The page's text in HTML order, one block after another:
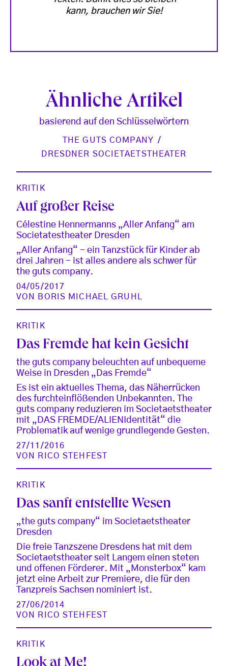
kann, brauchen wir Sie!
Ähnliche Artikel
basierend auf den Schlüsselwörtern
THE GUTS COMPANY
DRESDNER SOCIETAETSTHEATER
KRITIK
Auf großer Reise
Célestine Hennermanns „Aller Anfang“ am
Societatestheater Dresden
„Aller Anfang“ - ein Tanzstück für Kinder ab
drei Jahren - ist alles andere als schwer für
the guts company.
04/05/2017
VON
BORIS MICHAEL GRUHL
KRITIK
Das Fremde hat kein Gesicht
the guts company beleuchten auf unbequeme
Weise in Dresden „Das Fremde“
Es ist ein aktuelles Thema, das Näherrücken
des furchteinflößenden Unbekannten. The
guts company reduzieren im Societaetstheater
mit „DAS FREMDE/ALIENIdentität“ die
Problematik auf wenige grundlegende Gesten.
27/11/2016
VON
RICO STEHFEST
KRITIK
Das sanft entstellte Wesen
„the guts company“ im Societaetstheater
Dresden
Die freie Tanzszene Dresdens hat mit dem
Societaetstheater seit Langem einen steten
und offenen Förderer. Mit „Monsterbox“ kam
jetzt eine Arbeit zur Premiere, die für den
Tanzpreis Sachsen nominiert ist.
27/06/2014
VON
RICO STEHFEST
KRITIK